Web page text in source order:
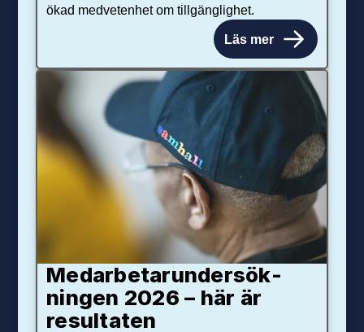
ökad medvetenhet om tillgänglighet.
Läs mer
Medarbetar­under­sök­
ningen 2026 – här är
resultaten